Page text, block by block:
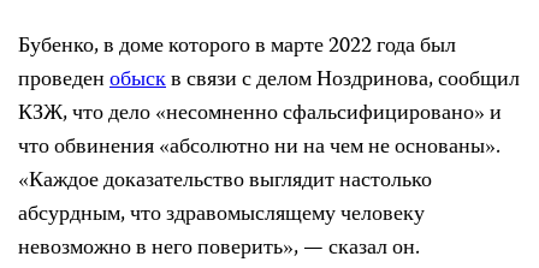
Бубенко, в доме которого в марте 2022 года был
проведенобыскв связи с делом Ноздринова, сообщил
КЗЖ, что дело «несомненно сфальсифицировано» и
что обвинения «абсолютно ни на чем не основаны».
«Каждое доказательство выглядит настолько
абсурдным, что здравомыслящему человеку
невозможно в него поверить», — сказал он.